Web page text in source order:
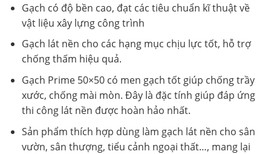
Gạch có độ bền cao, đạt các tiêu chuẩn kĩ thuật về
vật liệu xây lựng công trình
Gạch lát nền cho các hạng mục chịu lực tốt, hỗ trợ
chống thấm hiệu quả.
Gạch Prime 50×50 có men gạch tốt giúp chống trầy
xước, chống mài mòn. Đây là đặc tính giúp đáp ứng
thi công lát nền được hoàn hảo nhất.
Sản phẩm thích hợp dùng làm gạch lát nền cho sân
vườn, sân thượng, tiểu cảnh ngoại thất…, mang lại